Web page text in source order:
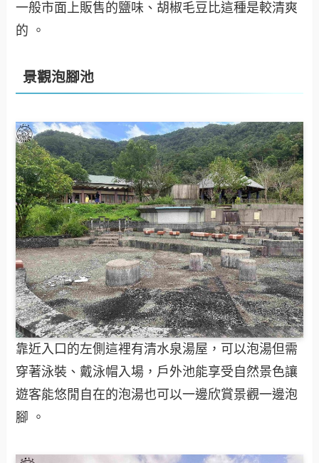
一般市面上販售的鹽味、胡椒毛豆比這種是較清爽
的 。
景觀泡腳池
靠近入口的左側這裡有清水泉湯屋，可以泡湯但需
穿著泳裝、戴泳帽入場，戶外池能享受自然景色讓
遊客能悠閒自在的泡湯也可以一邊欣賞景觀一邊泡
腳 。